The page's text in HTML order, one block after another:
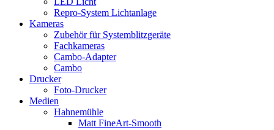
Repro-System Lichtanlage
Kameras
Zubehör für Systemblitzgeräte
Fachkameras
Cambo-Adapter
Cambo
Drucker
Foto-Drucker
Medien
Hahnemühle
Matt FineArt-Smooth